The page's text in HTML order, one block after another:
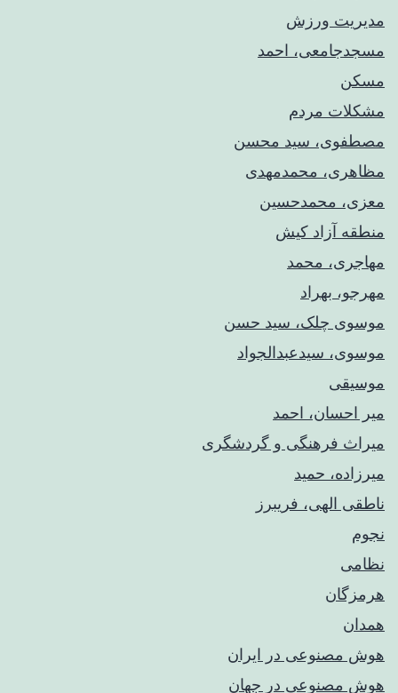
مدیریت ورزش
مسجدجامعی، احمد
مسکن
مشکلات مردم
مصطفوی، سید محسن
مظاهری، محمدمهدی
معزی، محمدحسین
منطقه آزاد کیش
مهاجری، محمد
مهرجو، بهراد
موسوی چلک، سید حسن
موسوی، سیدعبدالجواد
موسیقی
میر احسان، احمد
میراث فرهنگی و گردشگری
میرزاده، حمید
ناطقی الهی، فریبرز
نجوم
نظامی
هرمزگان
همدان
هوش مصنوعی در ایران
هوش مصنوعی در جهان